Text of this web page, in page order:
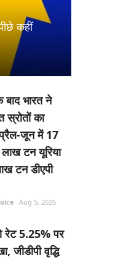
कहीं
बाद भारत ने
स्रोतों का
जून में 17
टन यूरिया
टन डीएपी
Aug 5, 2026
रेट 5.25% पर
जीडीपी वृद्धि